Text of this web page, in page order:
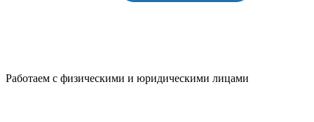
Работаем с физическими и юридическими лицами